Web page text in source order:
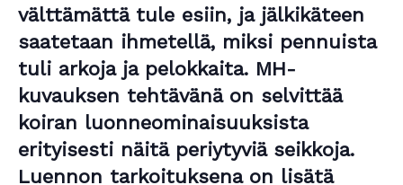
välttämättä tule esiin, ja jälkikäteen
saatetaan ihmetellä, miksi pennuista
tuli arkoja ja pelokkaita. MH-
kuvauksen tehtävänä on selvittää
koiran luonneominaisuuksista
erityisesti näitä periytyviä seikkoja.
Luennon tarkoituksena on lisätä